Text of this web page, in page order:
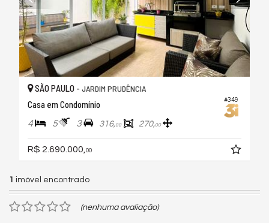
#349
SÃO PAULO - JARDIM PRUDÊNCIA
Casa em Condomínio
4 5 3 316,00 270,00
R$ 2.690.000, 00
1 imóvel encontrado
(nenhuma avaliação)